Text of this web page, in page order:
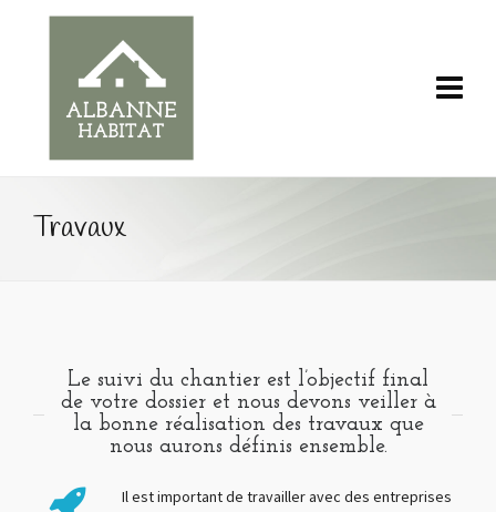
Travaux
Le suivi du chantier est l’objectif final
de votre dossier et nous devons veiller à
la bonne réalisation des travaux que
nous aurons définis ensemble.
Il est important de travailler avec des entreprises